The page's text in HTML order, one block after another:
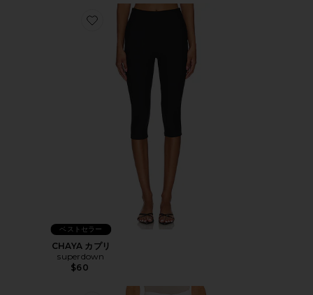
Favorite CHAYA カプリ
ベストセラー
CHAYA カプリ
superdown
$60